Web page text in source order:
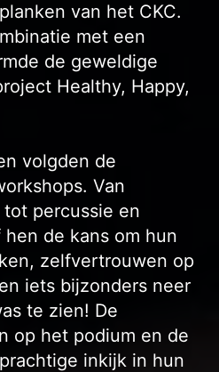
van het CKC.
met een
de geweldige
Healthy, Happy,
volgden de
Van
percussie en
de kans om hun
zelfvertrouwen op
iets bijzonders neer
te zien! De
op het podium en de
inkijk in hun